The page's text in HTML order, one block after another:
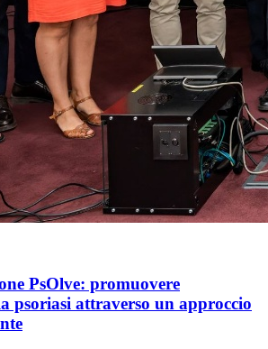
PsOlve: promuovere
psoriasi attraverso un approccio